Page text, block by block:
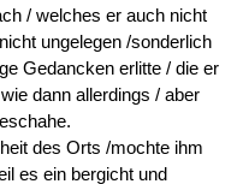
/ welches er auch nicht
ungelegen /sonderlich
Gedancken erlitte / die er
dann allerdings / aber
des Orts /mochte ihm
es ein bergicht und